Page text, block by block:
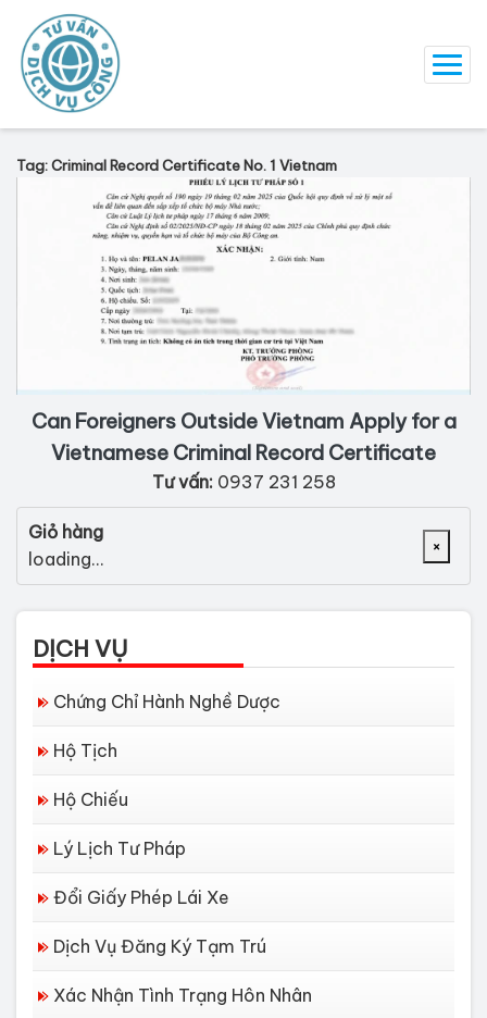
Tag: Criminal Record Certificate No. 1 Vietnam
Can Foreigners Outside Vietnam Apply for a
Vietnamese Criminal Record Certificate
Tư vấn: 0937 231 258
×
Giỏ hàng
loading...
DỊCH VỤ
Chứng Chỉ Hành Nghề Dược
Hộ Tịch
Hộ Chiếu
Lý Lịch Tư Pháp
Đổi Giấy Phép Lái Xe
Dịch Vụ Đăng Ký Tạm Trú
Xác Nhận Tình Trạng Hôn Nhân